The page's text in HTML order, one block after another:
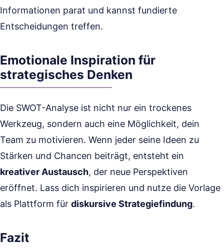
Informationen parat und kannst fundierte
Entscheidungen treffen.
Emotionale Inspiration für
strategisches Denken
Die SWOT-Analyse ist nicht nur ein trockenes
Werkzeug, sondern auch eine Möglichkeit, dein
Team zu motivieren. Wenn jeder seine Ideen zu
Stärken und Chancen beiträgt, entsteht ein
kreativer Austausch, der neue Perspektiven
eröffnet. Lass dich inspirieren und nutze die Vorlage
als Plattform für diskursive Strategiefindung.
Fazit